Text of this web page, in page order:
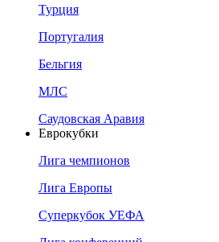
Турция
Португалия
Бельгия
МЛС
Саудовская Аравия
Еврокубки
Лига чемпионов
Лига Европы
Суперкубок УЕФА